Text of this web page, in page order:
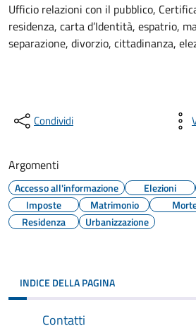
Ufficio relazioni con il pubblico,
residenza, carta d’Identità, espatrio,
separazione, divorzio, cittadinanza,
Condividi
Argomenti
Accesso all'informazione Elezioni
Imposte
Matrimonio
Residenza
Urbanizzazione
INDICE DELLA PAGINA
Contatti